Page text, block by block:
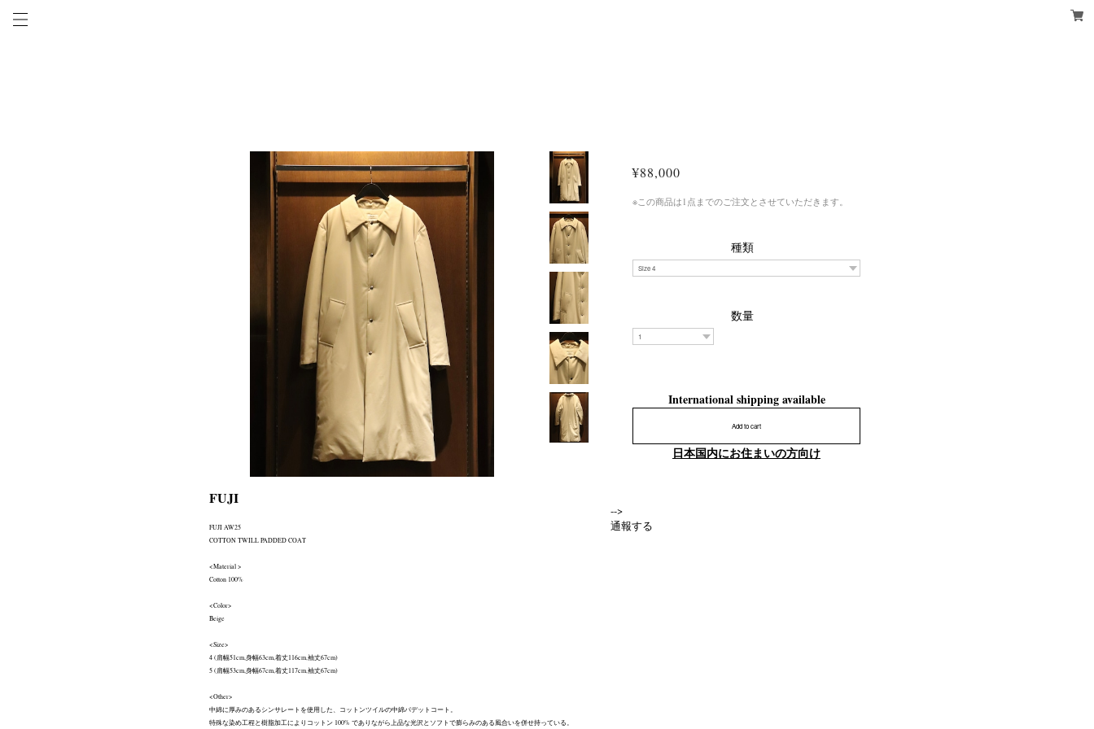
FUJI
FUJI AW25
COTTON TWILL PADDED COAT
<Material >
Cotton 100%
<Color>
Beige
<Size>
4 (肩幅51cm,身幅63cm,着丈116cm,袖丈67cm)
5 (肩幅53cm,身幅67cm,着丈117cm,袖丈67cm)
<Other>
中綿に厚みのあるシンサレートを使用した、コットンツイルの中綿パデットコート。
特殊な染め工程と樹脂加工によりコットン 100% でありながら上品な光沢とソフトで膨らみのある風合いを併せ持っている。
¥88,000
※この商品は1点までのご注文とさせていただきます。
種類
数量
International shipping available
Add to cart
日本国内にお住まいの方向け
-->
通報する